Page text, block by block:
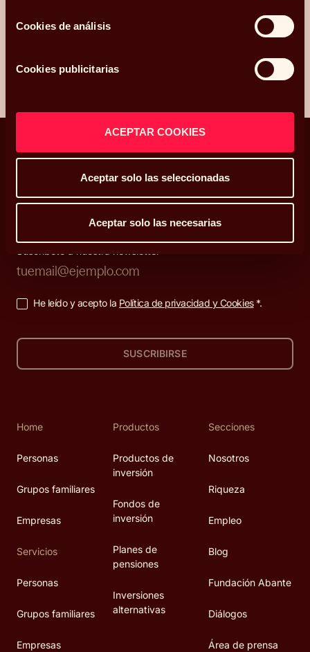
Cookies de análisis
Cookies publicitarias
ACEPTAR COOKIES
Aceptar solo las seleccionadas
Aceptar solo las necesarias
Decisiones que enriquecen tu vida
He leído y acepto la Política de privacidad y Cookies*.
SUSCRIBIRSE
Home
Personas
Grupos familiares
Empresas
Servicios
Personas
Grupos familiares
Empresas
Productos
Productos de
inversión
Fondos de
inversión
Planes de
pensiones
Inversiones
alternativas
Secciones
Nosotros
Riqueza
Empleo
Blog
Fundación Abante
Diálogos
Área de prensa